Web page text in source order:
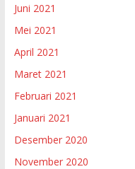
Juni 2021
Mei 2021
April 2021
Maret 2021
Februari 2021
Januari 2021
Desember 2020
November 2020